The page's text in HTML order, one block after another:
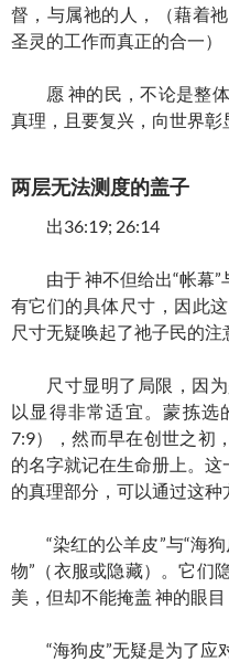
督，与属祂的人，（藉着
圣灵的工作而真正的合一）
愿 神的民，不论是整
真理，且要复兴，向世界彰
两层无法测度的盖子
出36:19; 26:14
由于 神不但给出“帐幕
有它们的具体尺寸，因此
尺寸无疑唤起了祂子民的注
尺寸显明了局限，因
以显得非常适宜。蒙拣选
7:9），然而早在创世之初
的名字就记在生命册上。这
的真理部分，可以通过这种
“染红的公羊皮”与“海
物”（衣服或隐藏）。它们
美，但却不能掩盖 神的眼目
“海狗皮”无疑是为了应